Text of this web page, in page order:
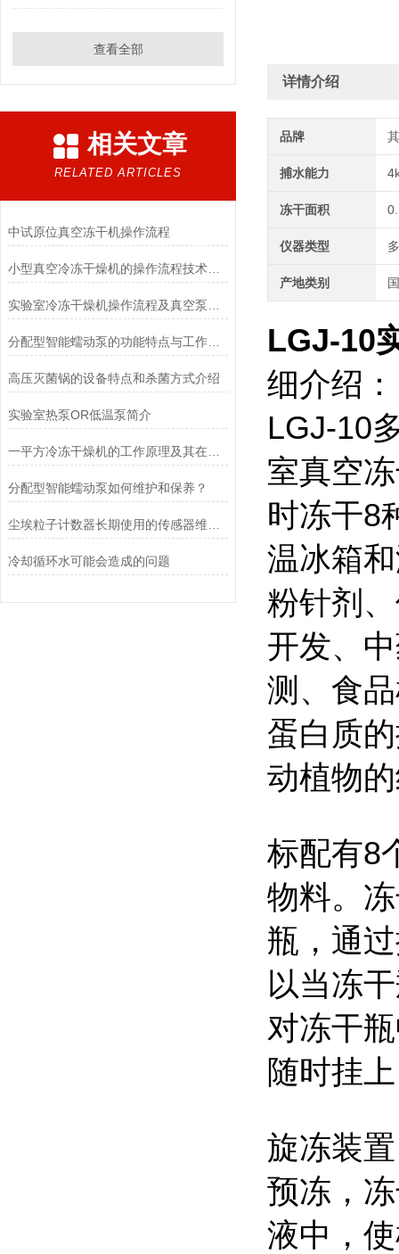
查看全部
相关文章
RELATED ARTICLES
中试原位真空冻干机操作流程
小型真空冷冻干燥机的操作流程技术详解
分配型智能蠕动泵的功能特点与工作模式介绍
高压灭菌锅的设备特点和杀菌方式介绍
实验室热泵OR低温泵简介
一平方冷冻干燥机的工作原理及其在材料科学中的重要性
分配型智能蠕动泵如何维护和保养？
冷却循环水可能会造成的问题
详情介绍
品牌
捕水能力
冻干面积
仪器类型
产地类别
LGJ-10
细介绍：
LGJ-10
室真空
时冻干8
温冰箱
粉针剂
开发、
测、食
蛋白质
动植物
标配有8
物料。
瓶，通
以当冻
对冻干
随时挂
旋冻装
预冻，
液中，